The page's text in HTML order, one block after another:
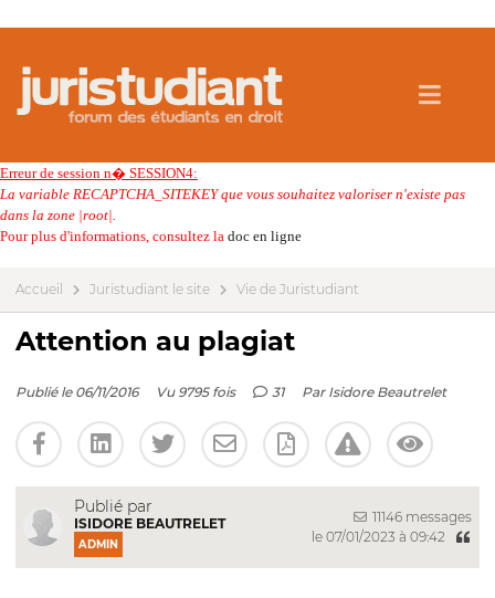
Erreur de session n� SESSION4:
La variable RECAPTCHA_SITEKEY que vous souhaitez valoriser n'existe pas
dans la zone |root|.
Pour plus d'informations, consultez la doc en ligne
Accueil Juristudiant le site Vie de Juristudiant
Attention au plagiat
Publié le 06/11/2016 Vu 9795 fois 31 Par Isidore Beautrelet
Publié par
ISIDORE BEAUTRELET
ADMIN
11146 messages
le 07/01/2023 à 09:42